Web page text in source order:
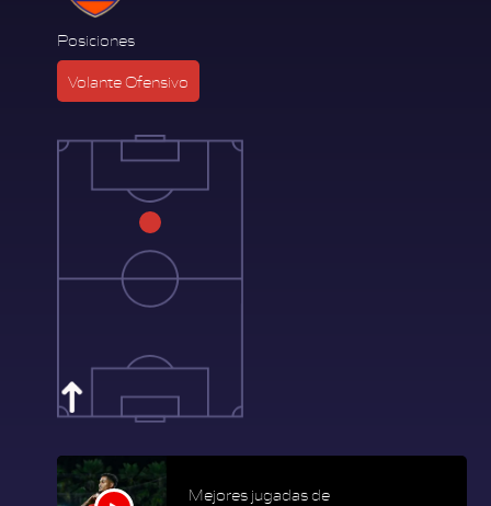
Posiciones
Volante Ofensivo
Mejores jugadas de